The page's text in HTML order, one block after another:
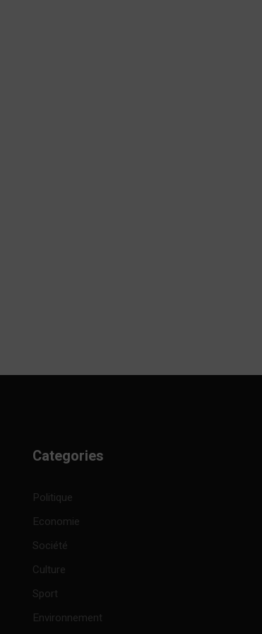
Categories
Politique
Economie
Société
Culture
Sport
Environnement